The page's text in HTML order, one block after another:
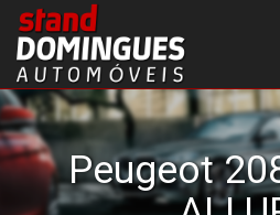
Peugeot